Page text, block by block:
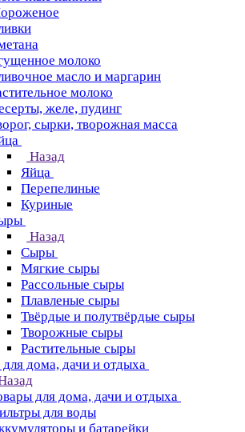
молоко
масло и маргарин
молоко
желе, пудинг
сырки, творожная масса
Назад
Яйца
Перепелиные
Куриные
Назад
Сыры
Мягкие сыры
Рассольные сыры
Плавленые сыры
Твёрдые и полутвёрдые сыры
Творожные сыры
Растительные сыры
дома, дачи и отдыха
для дома, дачи и отдыха
для воды
и батарейки